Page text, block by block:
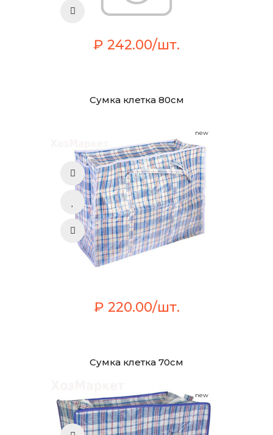
₽ 242.00/шт.
Сумка клетка 80см
new
₽ 220.00/шт.
Сумка клетка 70см
new